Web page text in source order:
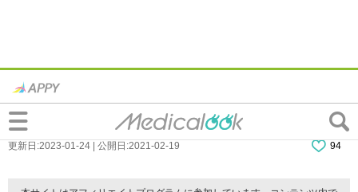
目に傷がついたときの対処法｜目薬は？病
院行くべき？
更新日:2023-01-24 | 公開日:2021-02-19 94